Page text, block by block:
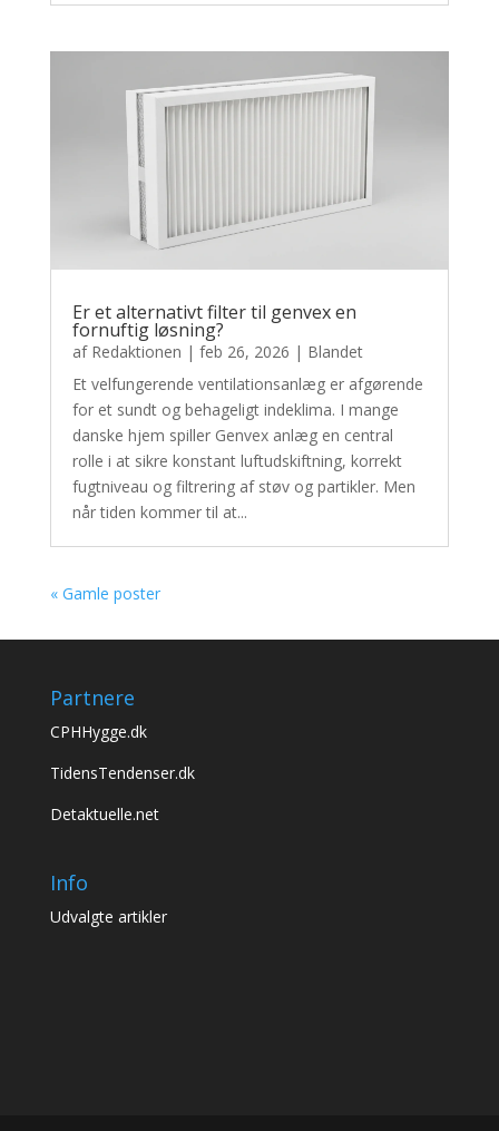
Er et alternativt filter til genvex en
fornuftig løsning?
af Redaktionen | feb 26, 2026 | Blandet
Et velfungerende ventilationsanlæg er afgørende
for et sundt og behageligt indeklima. I mange
danske hjem spiller Genvex anlæg en central
rolle i at sikre konstant luftudskiftning, korrekt
fugtniveau og filtrering af støv og partikler. Men
når tiden kommer til at...
« Gamle poster
Partnere
CPHHygge.dk
TidensTendenser.dk
Detaktuelle.net
Info
Udvalgte artikler